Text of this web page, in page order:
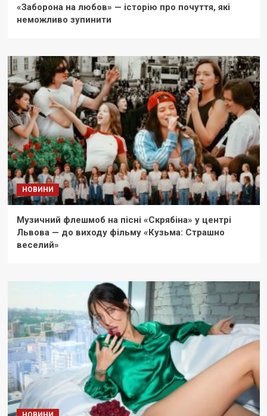
«Заборона на любов» — історію про почуття, які
неможливо зупинити
НОВИНИ
Музичний флешмоб на пісні «Скрябіна» у центрі
Львова — до виходу фільму «Кузьма: Страшно
веселий»